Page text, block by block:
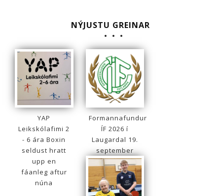
NÝJUSTU GREINAR
YAP
Leikskólafimi 2
- 6 ára Boxin
seldust hratt
upp en
fáanleg aftur
núna
Formannafundur
ÍF 2026 í
Laugardal 19.
september